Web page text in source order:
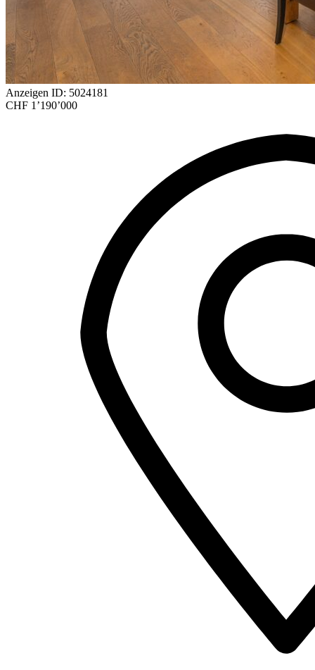
Anzeigen ID: 5024181
CHF 1’190’000